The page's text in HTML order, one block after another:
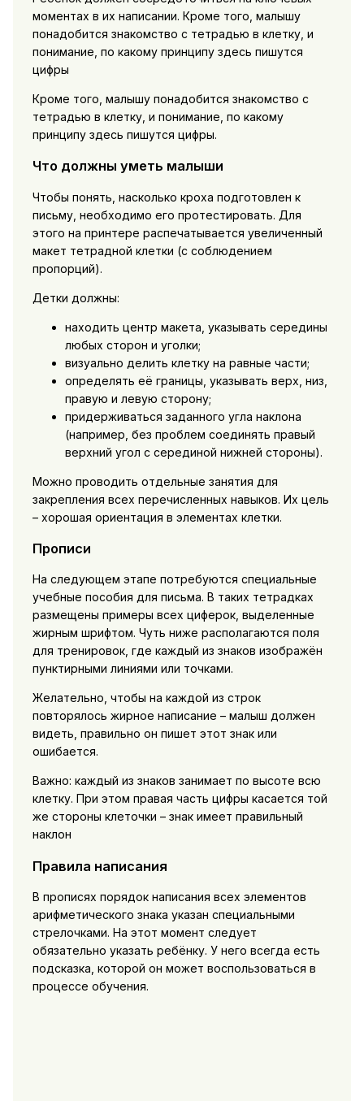
моментах в их написании. Кроме того, малышу
понадобится знакомство с тетрадью в клетку, и
понимание, по какому принципу здесь пишутся
цифры
Кроме того, малышу понадобится знакомство с
тетрадью в клетку, и понимание, по какому
принципу здесь пишутся цифры.
Что должны уметь малыши
Чтобы понять, насколько кроха подготовлен к
письму, необходимо его протестировать. Для
этого на принтере распечатывается увеличенный
макет тетрадной клетки (с соблюдением
пропорций).
Детки должны:
находить центр макета, указывать середины
любых сторон и уголки;
визуально делить клетку на равные части;
определять её границы, указывать верх, низ,
правую и левую сторону;
придерживаться заданного угла наклона
(например, без проблем соединять правый
верхний угол с серединой нижней стороны).
Можно проводить отдельные занятия для
закрепления всех перечисленных навыков. Их цель
– хорошая ориентация в элементах клетки.
Прописи
На следующем этапе потребуются специальные
учебные пособия для письма. В таких тетрадках
размещены примеры всех циферок, выделенные
жирным шрифтом. Чуть ниже располагаются поля
для тренировок, где каждый из знаков изображён
пунктирными линиями или точками.
Желательно, чтобы на каждой из строк
повторялось жирное написание – малыш должен
видеть, правильно он пишет этот знак или
ошибается.
Важно: каждый из знаков занимает по высоте всю
клетку. При этом правая часть цифры касается той
же стороны клеточки – знак имеет правильный
наклон
Правила написания
В прописях порядок написания всех элементов
арифметического знака указан специальными
стрелочками. На этот момент следует
обязательно указать ребёнку. У него всегда есть
подсказка, которой он может воспользоваться в
процессе обучения.